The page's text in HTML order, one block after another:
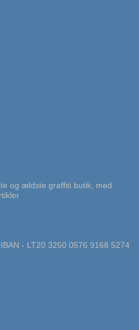
og ældste graffiti butik, med
- LT20 3250 0576 9168 5274